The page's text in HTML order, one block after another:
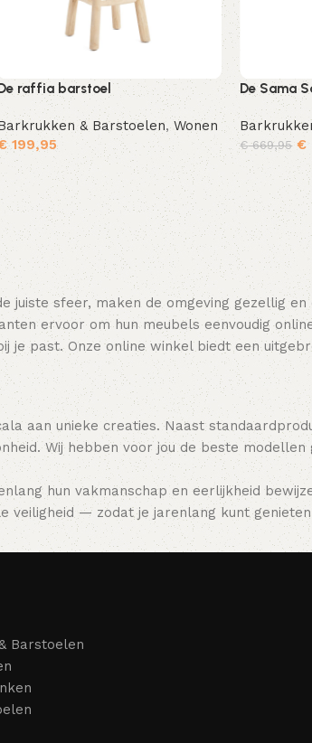
raffia barstoel
& Barstoelen,Wonen
199,95
Toevoegen aan winkelwagen
De Sama
€669,95 €
Lees
juiste sfeer, maken de omgeving gezellig
ervoor om hun meubels eenvoudig
past. Onze online winkel biedt een
aan unieke creaties. Naast
Wij hebben voor jou de beste
hun vakmanschap en eerlijkheid
— zodat je jarenlang kunt
Barstoelen